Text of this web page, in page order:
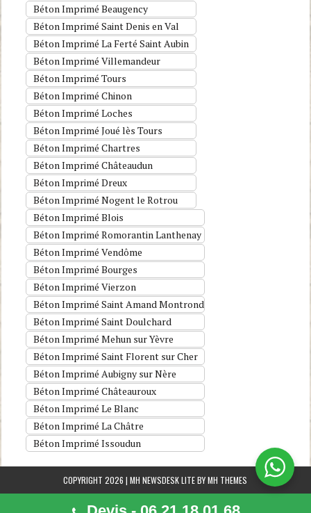
Béton Imprimé Beaugency
Béton Imprimé Saint Denis en Val
Béton Imprimé La Ferté Saint Aubin
Béton Imprimé Villemandeur
Béton Imprimé Tours
Béton Imprimé Chinon
Béton Imprimé Loches
Béton Imprimé Joué lès Tours
Béton Imprimé Chartres
Béton Imprimé Châteaudun
Béton Imprimé Dreux
Béton Imprimé Nogent le Rotrou
Béton Imprimé Blois
Béton Imprimé Romorantin Lanthenay
Béton Imprimé Vendôme
Béton Imprimé Bourges
Béton Imprimé Vierzon
Béton Imprimé Saint Amand Montrond
Béton Imprimé Saint Doulchard
Béton Imprimé Mehun sur Yèvre
Béton Imprimé Saint Florent sur Cher
Béton Imprimé Aubigny sur Nère
Béton Imprimé Châteauroux
Béton Imprimé Le Blanc
Béton Imprimé La Châtre
Béton Imprimé Issoudun
COPYRIGHT 2026 | MH NEWSDESK LITE BYMH THEMES